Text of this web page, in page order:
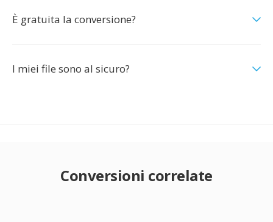
È gratuita la conversione?
I miei file sono al sicuro?
Conversioni correlate